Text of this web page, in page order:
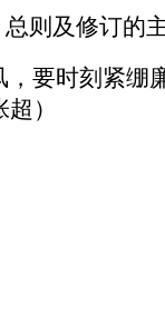
则及修订的主
要时刻紧绷
）